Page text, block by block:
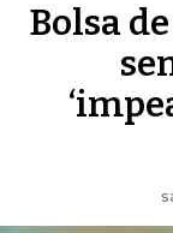
Bolsa